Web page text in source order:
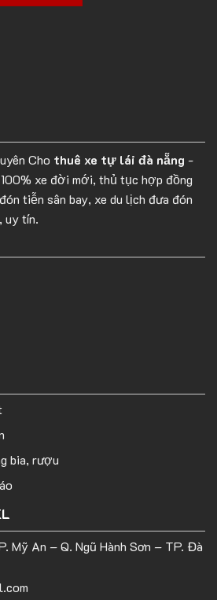
Cho thuê xe tự lái đà nẵng -
xe đời mới, thủ tục hợp đồng
tiễn sân bay, xe du lịch đưa đón
uy tín.
bia, rượu
Mỹ An – Q. Ngũ Hành Sơn – TP. Đà